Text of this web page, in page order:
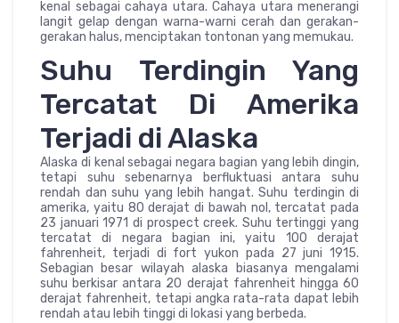
kenal sebagai cahaya utara. Cahaya utara menerangi
langit gelap dengan warna-warni cerah dan gerakan-
gerakan halus, menciptakan tontonan yang memukau.
Suhu Terdingin Yang
Tercatat Di Amerika
Terjadi di Alaska
Alaska di kenal sebagai negara bagian yang lebih dingin,
tetapi suhu sebenarnya berfluktuasi antara suhu
rendah dan suhu yang lebih hangat. Suhu terdingin di
amerika, yaitu 80 derajat di bawah nol, tercatat pada
23 januari 1971 di prospect creek. Suhu tertinggi yang
tercatat di negara bagian ini, yaitu 100 derajat
fahrenheit, terjadi di fort yukon pada 27 juni 1915.
Sebagian besar wilayah alaska biasanya mengalami
suhu berkisar antara 20 derajat fahrenheit hingga 60
derajat fahrenheit, tetapi angka rata-rata dapat lebih
rendah atau lebih tinggi di lokasi yang berbeda.